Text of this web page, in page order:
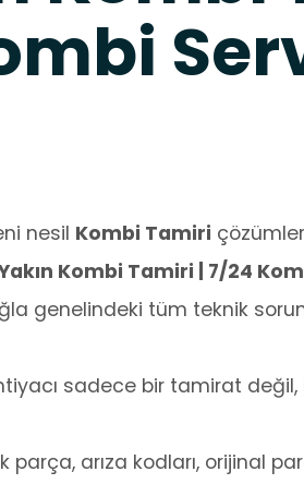
nesil Kombi Tamiri
Kombi Tamiri | 7/24
genelindeki tüm teknik
sadece bir tamirat değil,
parça, arıza kodları, orijinal